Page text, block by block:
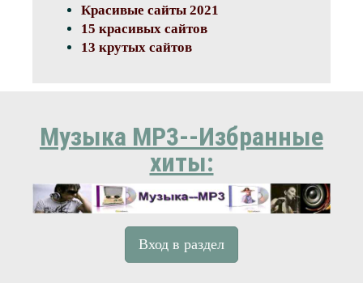
Красивые сайты 2021
15 красивых сайтов
13 крутых сайтов
Музыка MP3--Избранные
хиты:
Вход в раздел